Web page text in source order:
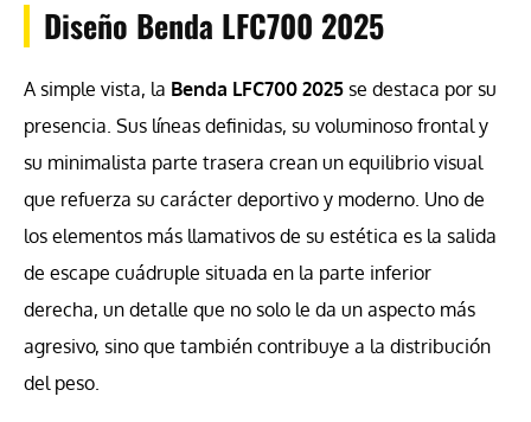
Diseño Benda LFC700 2025
A simple vista, la Benda LFC700 2025 se destaca por su
presencia. Sus líneas definidas, su voluminoso frontal y
su minimalista parte trasera crean un equilibrio visual
que refuerza su carácter deportivo y moderno. Uno de
los elementos más llamativos de su estética es la salida
de escape cuádruple situada en la parte inferior
derecha, un detalle que no solo le da un aspecto más
agresivo, sino que también contribuye a la distribución
del peso.